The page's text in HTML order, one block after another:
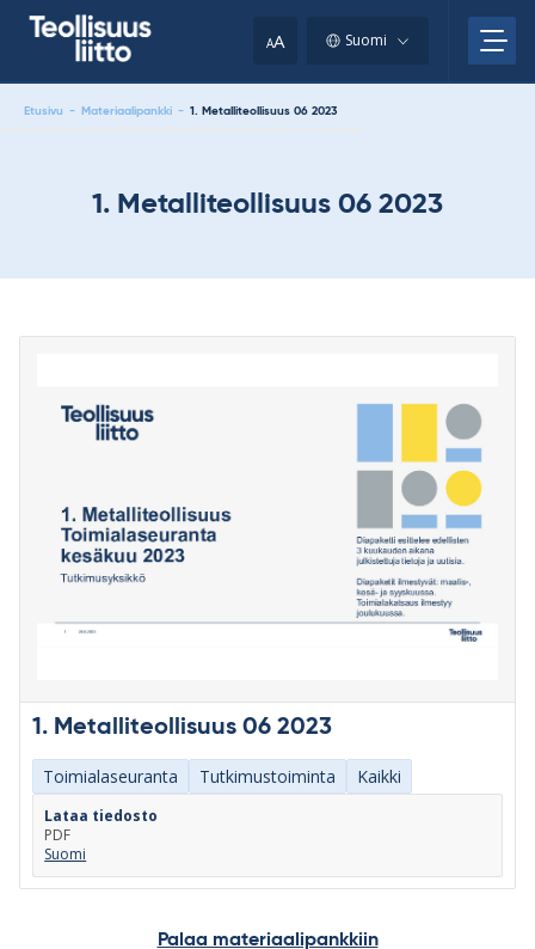
AA Suomi
Etusivu - Materiaalipankki - 1. Metalliteollisuus 06 2023
1. Metalliteollisuus 06 2023
1. Metalliteollisuus 06 2023
Toimialaseuranta Tutkimustoiminta Kaikki
Lataa tiedosto
PDF
Suomi
Palaa materiaalipankkiin
clipboard.)